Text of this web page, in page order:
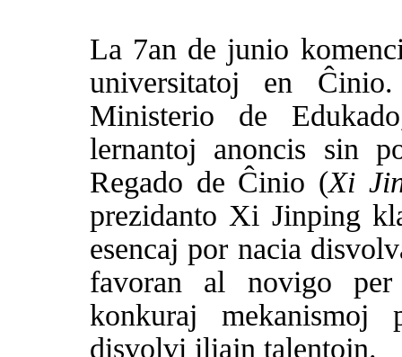
La 7an de junio
universitatoj en
Ministerio de
lernantoj anoncis sin
Regado de Ĉinio (Xi
prezidanto Xi Jinping
esencaj por nacia
favoran al novigo
konkuraj
disvolvi iliajn talentojn.